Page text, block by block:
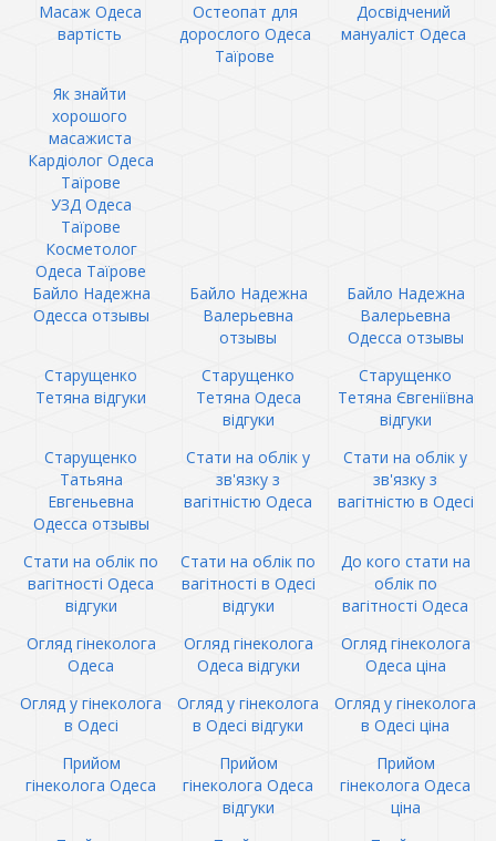
Масаж Одеса
вартість
Остеопат для
дорослого Одеса
Таїрове
Досвідчений
мануаліст Одеса
Як знайти
хорошого
масажиста
Кардіолог Одеса
Таїрове
УЗД Одеса
Таїрове
Косметолог
Одеса Таїрове
Байло Надежна
Одесса отзывы
Байло Надежна
Валерьевна
отзывы
Байло Надежна
Валерьевна
Одесса отзывы
Старущенко
Тетяна відгуки
Старущенко
Тетяна Одеса
відгуки
Старущенко
Тетяна Євгеніївна
відгуки
Старущенко
Татьяна
Евгеньевна
Одесса отзывы
Стати на облік у
зв'язку з
вагітністю Одеса
Стати на облік у
зв'язку з
вагітністю в Одесі
Стати на облік по
вагітності Одеса
відгуки
Стати на облік по
вагітності в Одесі
відгуки
До кого стати на
облік по
вагітності Одеса
Огляд гінеколога
Одеса
Огляд гінеколога
Одеса відгуки
Огляд гінеколога
Одеса ціна
Огляд у гінеколога
в Одесі
Огляд у гінеколога
в Одесі відгуки
Огляд у гінеколога
в Одесі ціна
Прийом
гінеколога Одеса
Прийом
гінеколога Одеса
відгуки
Прийом
гінеколога Одеса
ціна